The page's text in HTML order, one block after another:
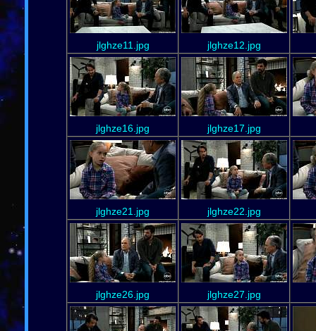
jlghze11.jpg jlghze12.jpg
jlghze16.jpg jlghze17.jpg
jlghze21.jpg jlghze22.jpg
jlghze26.jpg jlghze27.jpg